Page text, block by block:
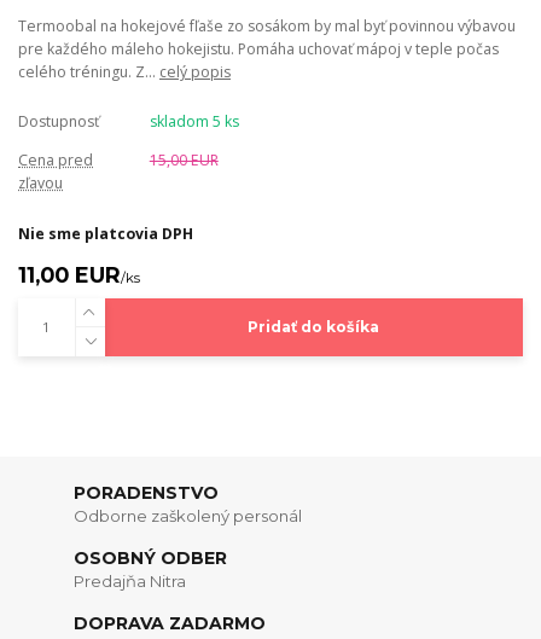
Termoobal na hokejové fľaše zo sosákom by mal byť povinnou výbavou
pre každého máleho hokejistu. Pomáha uchovať mápoj v teple počas
celého tréningu. Z... celý popis
Dostupnosť
skladom 5 ks
Cena pred
zľavou
15,00 EUR
Nie sme platcovia DPH
11,00 EUR/ks
Pridať do košíka
PORADENSTVO
Odborne zaškolený personál
OSOBNÝ ODBER
Predajňa Nitra
DOPRAVA ZADARMO